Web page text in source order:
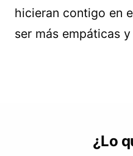
hicieran contigo en
ser más empáticas
¿Lo